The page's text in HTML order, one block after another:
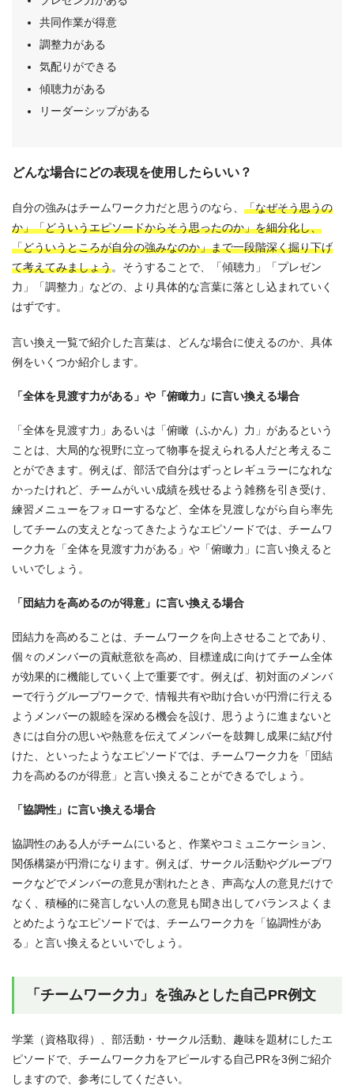
共同作業が得意
調整力がある
気配りができる
傾聴力がある
リーダーシップがある
どんな場合にどの表現を使用したらいい？
自分の強みはチームワーク力だと思うのなら、 「なぜそう思うの
か」「どういうエピソードからそう思ったのか」を細分化し、
「どういうところが自分の強みなのか」まで一段階深く掘り下げ
て考えてみましょう。そうすることで、「傾聴力」「プレゼン
力」「調整力」などの、より具体的な言葉に落とし込まれていく
はずです。
言い換え一覧で紹介した言葉は、どんな場合に使えるのか、具体
例をいくつか紹介します。
「全体を見渡す力がある」や「俯瞰力」に言い換える場合
「全体を見渡す力」あるいは「俯瞰（ふかん）力」があるという
ことは、大局的な視野に立って物事を捉えられる人だと考えるこ
とができます。例えば、部活で自分はずっとレギュラーになれな
かったけれど、チームがいい成績を残せるよう雑務を引き受け、
練習メニューをフォローするなど、全体を見渡しながら自ら率先
してチームの支えとなってきたようなエピソードでは、チームワ
ーク力を「全体を見渡す力がある」や「俯瞰力」に言い換えると
いいでしょう。
「団結力を高めるのが得意」に言い換える場合
団結力を高めることは、チームワークを向上させることであり、
個々のメンバーの貢献意欲を高め、目標達成に向けてチーム全体
が効果的に機能していく上で重要です。例えば、初対面のメンバ
ーで行うグループワークで、情報共有や助け合いが円滑に行える
ようメンバーの親睦を深める機会を設け、思うように進まないと
きには自分の思いや熱意を伝えてメンバーを鼓舞し成果に結び付
けた、といったようなエピソードでは、チームワーク力を「団結
力を高めるのが得意」と言い換えることができるでしょう。
「協調性」に言い換える場合
協調性のある人がチームにいると、作業やコミュニケーション、
関係構築が円滑になります。例えば、サークル活動やグループワ
ークなどでメンバーの意見が割れたとき、声高な人の意見だけで
なく、積極的に発言しない人の意見も聞き出してバランスよくま
とめたようなエピソードでは、チームワーク力を「協調性があ
る」と言い換えるといいでしょう。
「チームワーク力」を強みとした自己PR例文
学業（資格取得）、部活動・サークル活動、趣味を題材にしたエ
ピソードで、チームワーク力をアピールする自己PRを3例ご紹介
しますので、参考にしてください。